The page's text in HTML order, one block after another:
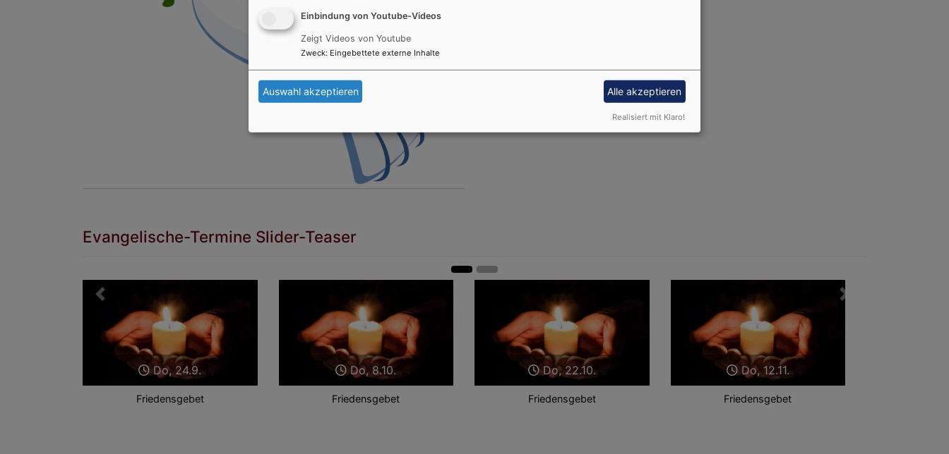
Evangelische-Termine Slider-Teaser
Do, 24.9.
Friedensgebet
Do, 8.10.
Friedensgebet
Do, 22.10.
Friedensgebet
Do, 12.11.
Friedensgebet
Zurück
Einbindung von Youtube-Videos
Zeigt Videos von Youtube
Zweck: Eingebettete externe Inhalte
Auswahl akzeptieren Alle akzeptieren
Realisiert mit Klaro!